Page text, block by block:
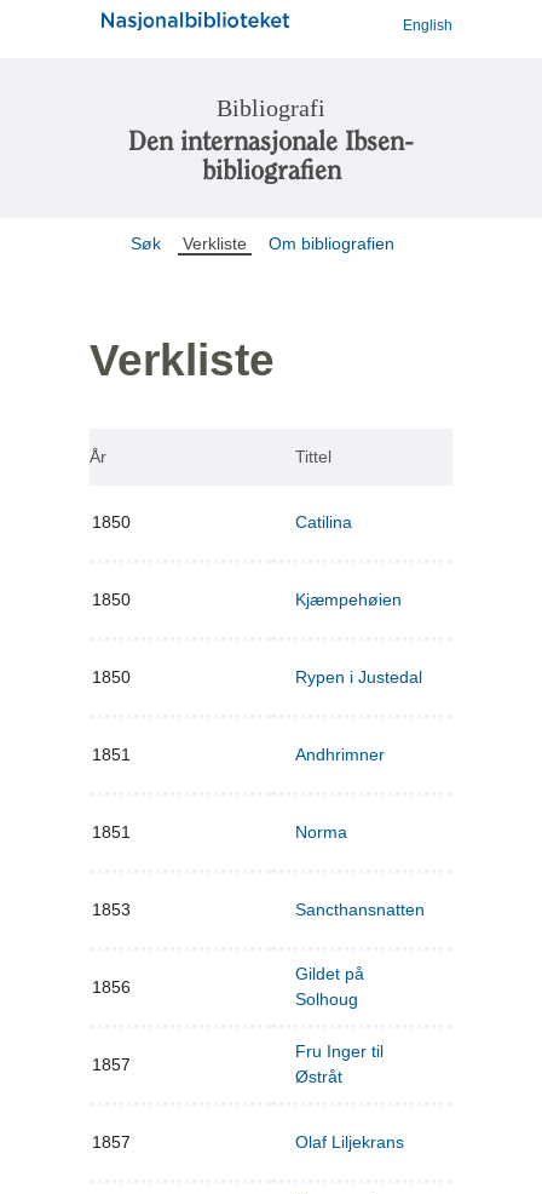
English
Bibliografi
Den internasjonale Ibsen-
bibliografien
Søk Verkliste Om bibliografien
Verkliste
År Tittel
1850 Catilina
1850 Kjæmpehøien
1850 Rypen i Justedal
1851 Andhrimner
1851 Norma
1853 Sancthansnatten
1856
Gildet på
Solhoug
1857
Fru Inger til
Østråt
1857 Olaf Liljekrans